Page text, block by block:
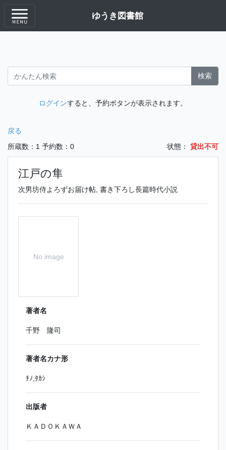
ゆうき図書館
検索
ログインすると、予約ボタンが表示されます。
戻る
所蔵数：1 予約数：0 状態： 貸出不可
江戸の隼
次男坊侍よろずお届け帖, 書き下ろし長篇時代小説
No image
著者名
千野 隆司
著者名カナ形
ﾁﾉ,ﾀｶｼ
出版者
ＫＡＤＯＫＡＷＡ